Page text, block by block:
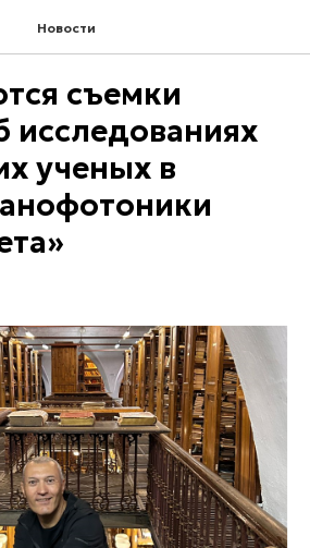
Новости
съемки
исследованиях
ученых в